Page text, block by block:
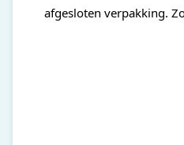
afgesloten verpakking.